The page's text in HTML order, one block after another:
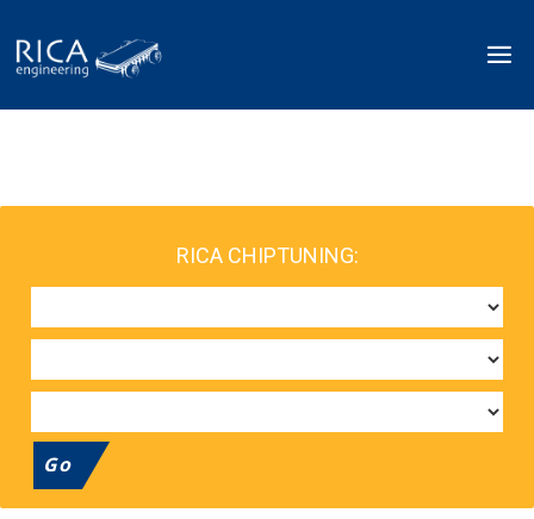
RICA CHIPTUNING:
Go